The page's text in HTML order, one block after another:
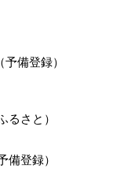
備登録）
さと）
備登録）